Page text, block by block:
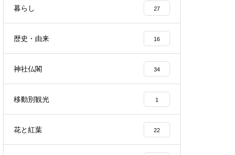
暮らし 27
歴史・由来 16
神社仏閣 34
移動別観光 1
花と紅葉 22